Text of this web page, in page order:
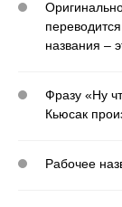
названия –
Фразу «Ну
Кьюсак
Рабочее